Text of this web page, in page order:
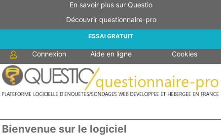
En savoir plus sur Questio
Découvrir questionnaire-pro
ESSAI GRATUIT
Connexion Aide en ligne Cookies
Bienvenue sur le logiciel